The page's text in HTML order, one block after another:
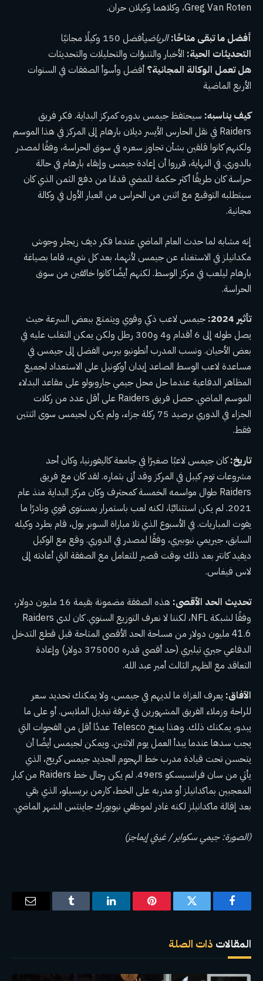
Greg Van Roten، وكلاهما وكيلان حران.
أفضل ما تبقى متاحًا:الرياضيأفضل 150 وكيلًا مجانيًا
التحديثات الحية: الأخبار والتنبؤات والتحليلات والتحديثات
هل تعمل الوكالة المجانية؟ أفضل وأسوأ الصفقات في السنوات
الأربع الماضية
كيف يناسبه: سيحتفظ جيمس بدوره كمركز البداية. فكر فريق
Raiders في نقل الحارس الأيسر ديلان بارهام إلى المركز في هذا الموسم
ولكنهم كانوا قلقين بشأن تجاوز سعره في سوق الحراسة، وفقًا لمصدر
بالدوري. في النهاية، قرروا أن إعادة جيمس وإبقاء بارهام في حالة
حراسة كان طريقًا أكثر حكمة للمضي قدمًا من دفع الثمن الذي كان
سيتطلبه التوقيع مع اثنين من الحراس من العيار الأول في وكالة
مجانية.
إنه مشابه لما حدث العام الماضي عندما فكر ديف زيجلر وجوش
مكدانيلز في الاستغناء عن جيمس لأنهما، بعد كل شيء، قاما بصياغة
بارهام ليلعب في مركز الوسط. لكنهم أيضًا كانوا خائفين من سوق
الحراسة.
تأثير 2024:
جيمس لاعب ذكي وقوي ويتمتع ببعض السرعة حيث
يصل طوله إلى 6 أقدام و4 و300 رطل ولكن يمكن التغلب عليه في
بعض الأحيان. ونسب المدرب أنطونيو بيرس الفضل إلى جيمس في
مساعدة لاعب الوسط الصاعد إيدان أوكونيل على الاستعداد لجميع
المظاهر الدفاعية عندما حل محل جيمي جاروبولو على مقاعد البدلاء
الموسم الماضي. حصل فريق Raiders على أقل عدد من ركلات
الجزاء في الدوري برصيد 75 ركلة جزاء، ولم يكن لجيمس سوى اثنتين
فقط.
تاريخ:كان جيمس لاعبًا صغيرًا في جامعة كاليفورنيا، وكان أحد
مشروعات توم كيبل في المركز وقد أتى بثماره. لقد كان مع فريق
Raiders طوال مواسمه الخمسة كمحترف وكان مركز البداية منذ عام
2021. لم يكن استثنائيًا، لكنه لعب باستمرار بمستوى قوي ونادرًا ما
يفوت المباريات. في الأسبوع الذي تلا مباراة السوبر بول، قام بطرد وكيله
السابق، جيريمي نيوبيري، وفقًا لمصدر في الدوري. وقع مع الوكيل
ديفيد كانتر بعد ذلك بوقت قصير للتعامل مع الصفقة التي أعادته إلى
لاس فيغاس.
تحديث الحد الأقصى:
هذه الصفقة مضمونة بقيمة 16 مليون دولار،
وفقًا لشبكة NFL، لكننا لا نعرف التوزيع السنوي. كان لدى Raiders
41.6 مليون دولار من مساحة الحد الأقصى المتاحة قبل قطع التدخل
الدفاعي جيري تيليري (حد أقصى قدره 375000 دولار) وإعادة
التعاقد مع الظهير الثالث أمير عبد الله.
الآفاق: يعرف الغزاة ما لديهم في جيمس، ولا يمكنك تحديد سعر
للراحة وزملاء الفريق المشهورين في غرفة تبديل الملابس. أو على ما
يبدو، يمكنك ذلك. وهذا يمنح Telesco عددًا أقل من الفجوات التي
يجب سدها عندما يبدأ العمل يوم الاثنين. ويمكن لجيمس أيضًا أن
يتحسن تحت قيادة مدرب خط الهجوم الجديد جيمس كريج، الذي
يأتي من سان فرانسيسكو 49ers. لم يكن رجال خط Raiders من كبار
المعجبين بماكدانيلز أو مدربه على الخط، كارمن بريسيلو، الذي بقي
بعد إقالة ماكدانيلز لكنه غادر لموظفي نيويورك جاينتس الشهر الماضي.
(الصورة: جيمي سكواير / غيتي إيماجز)
فيسبوك تويتر بينتيريستلينكدإن Tumblr
البريد
المقالات ذات الصلة